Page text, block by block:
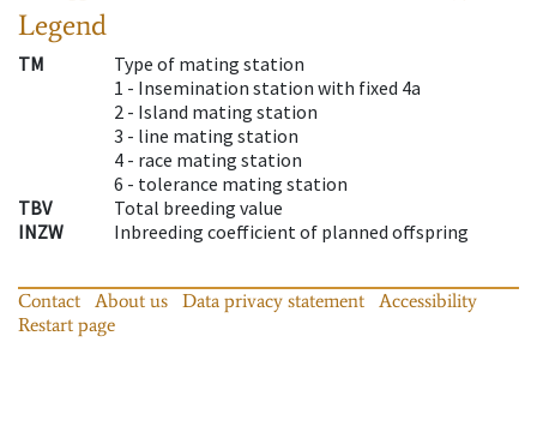
Legend
TM
Type of mating station
1 - Insemination station with fixed 4a
2 - Island mating station
3 - line mating station
4 - race mating station
6 - tolerance mating station
TBV
Total breeding value
INZW
Inbreeding coefficient of planned offspring
Contact About us Data privacy statement
Accessibility
Restart page